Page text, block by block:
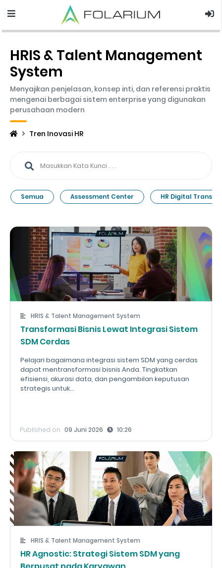
HRIS & Talent Management
System
Menyajikan penjelasan, konsep inti, dan referensi praktis
mengenai berbagai sistem enterprise yang digunakan
perusahaan modern
Tren Inovasi HR
Semua Assessment Center HR Digital
HRIS & Talent Management System
Transformasi Bisnis Lewat Integrasi Sistem
SDM Cerdas
Pelajari bagaimana integrasi sistem SDM yang cerdas
dapat mentransformasi bisnis Anda. Tingkatkan
efisiensi, akurasi data, dan pengambilan keputusan
strategis untuk...
Published on 09 Juni 2026 10:26
HRIS & Talent Management System
HR Agnostic: Strategi Sistem SDM yang